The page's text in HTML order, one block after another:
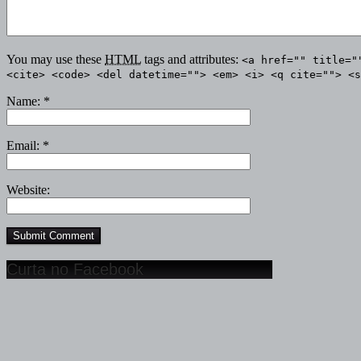
You may use these HTML tags and attributes: <a href=""
<cite> <code> <del datetime=""> <em> <i> <q cite="">
Name: *
Email: *
Website:
Curta no Facebook